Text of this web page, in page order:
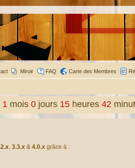
Miroir FAQ Carte des Membres
1 mois 0 jours 15 heures 42
, 3.3.x & 4.0.x grâce à :